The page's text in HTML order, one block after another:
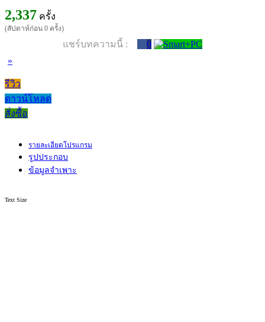
2,337 ครั้ง
(สัปดาห์ก่อน 0 ครั้ง)
แชร์บทความนี้ :
0
»
รีวิว
ดาวน์โหลด
สั่งซื้อ
รายละเอียดโปรแกรม
รูปประกอบ
ข้อมูลจำเพาะ
Text Size